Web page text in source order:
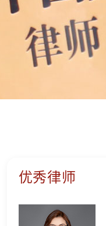
优秀律师